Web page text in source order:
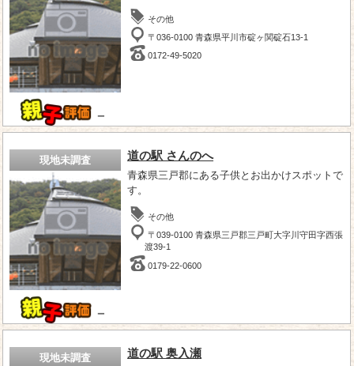
－
その他
〒036-0100 青森県平川市碇ヶ関碇石13-1
0172-49-5020
現地未調査
－
道の駅 さんのへ
青森県三戸郡にある子供とお出かけスポットで
す。
その他
〒039-0100 青森県三戸郡三戸町大字川守田字西張
渡39-1
0179-22-0600
現地未調査 道の駅 奥入瀬